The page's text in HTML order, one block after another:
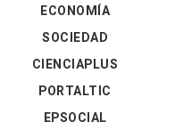
ECONOMÍA
SOCIEDAD
CIENCIAPLUS
PORTALTIC
EPSOCIAL